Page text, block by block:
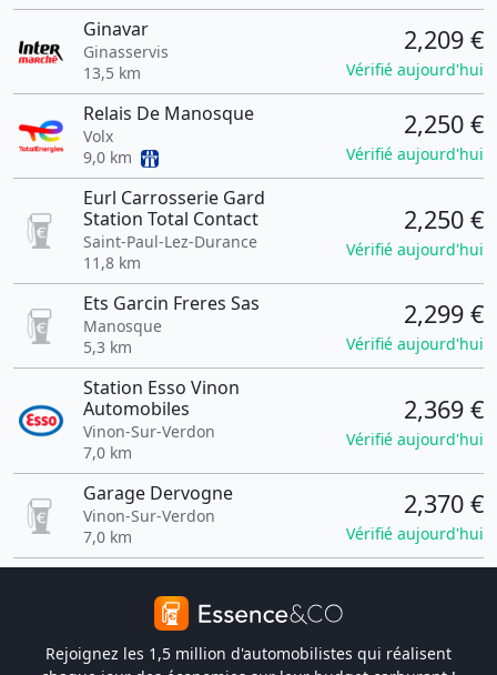
Ginavar
Ginasservis
13,5 km
2,209 €
Vérifié aujourd'hui
Relais De Manosque
Volx
9,0 km
2,250 €
Vérifié aujourd'hui
Eurl Carrosserie Gard
Station Total Contact
Saint-Paul-Lez-Durance
11,8 km
2,250 €
Vérifié aujourd'hui
Ets Garcin Freres Sas
Manosque
5,3 km
2,299 €
Vérifié aujourd'hui
Station Esso Vinon
Automobiles
Vinon-Sur-Verdon
7,0 km
2,369 €
Vérifié aujourd'hui
Garage Dervogne
Vinon-Sur-Verdon
7,0 km
2,370 €
Vérifié aujourd'hui
Rejoignez les 1,5 million d'automobilistes qui réalisent